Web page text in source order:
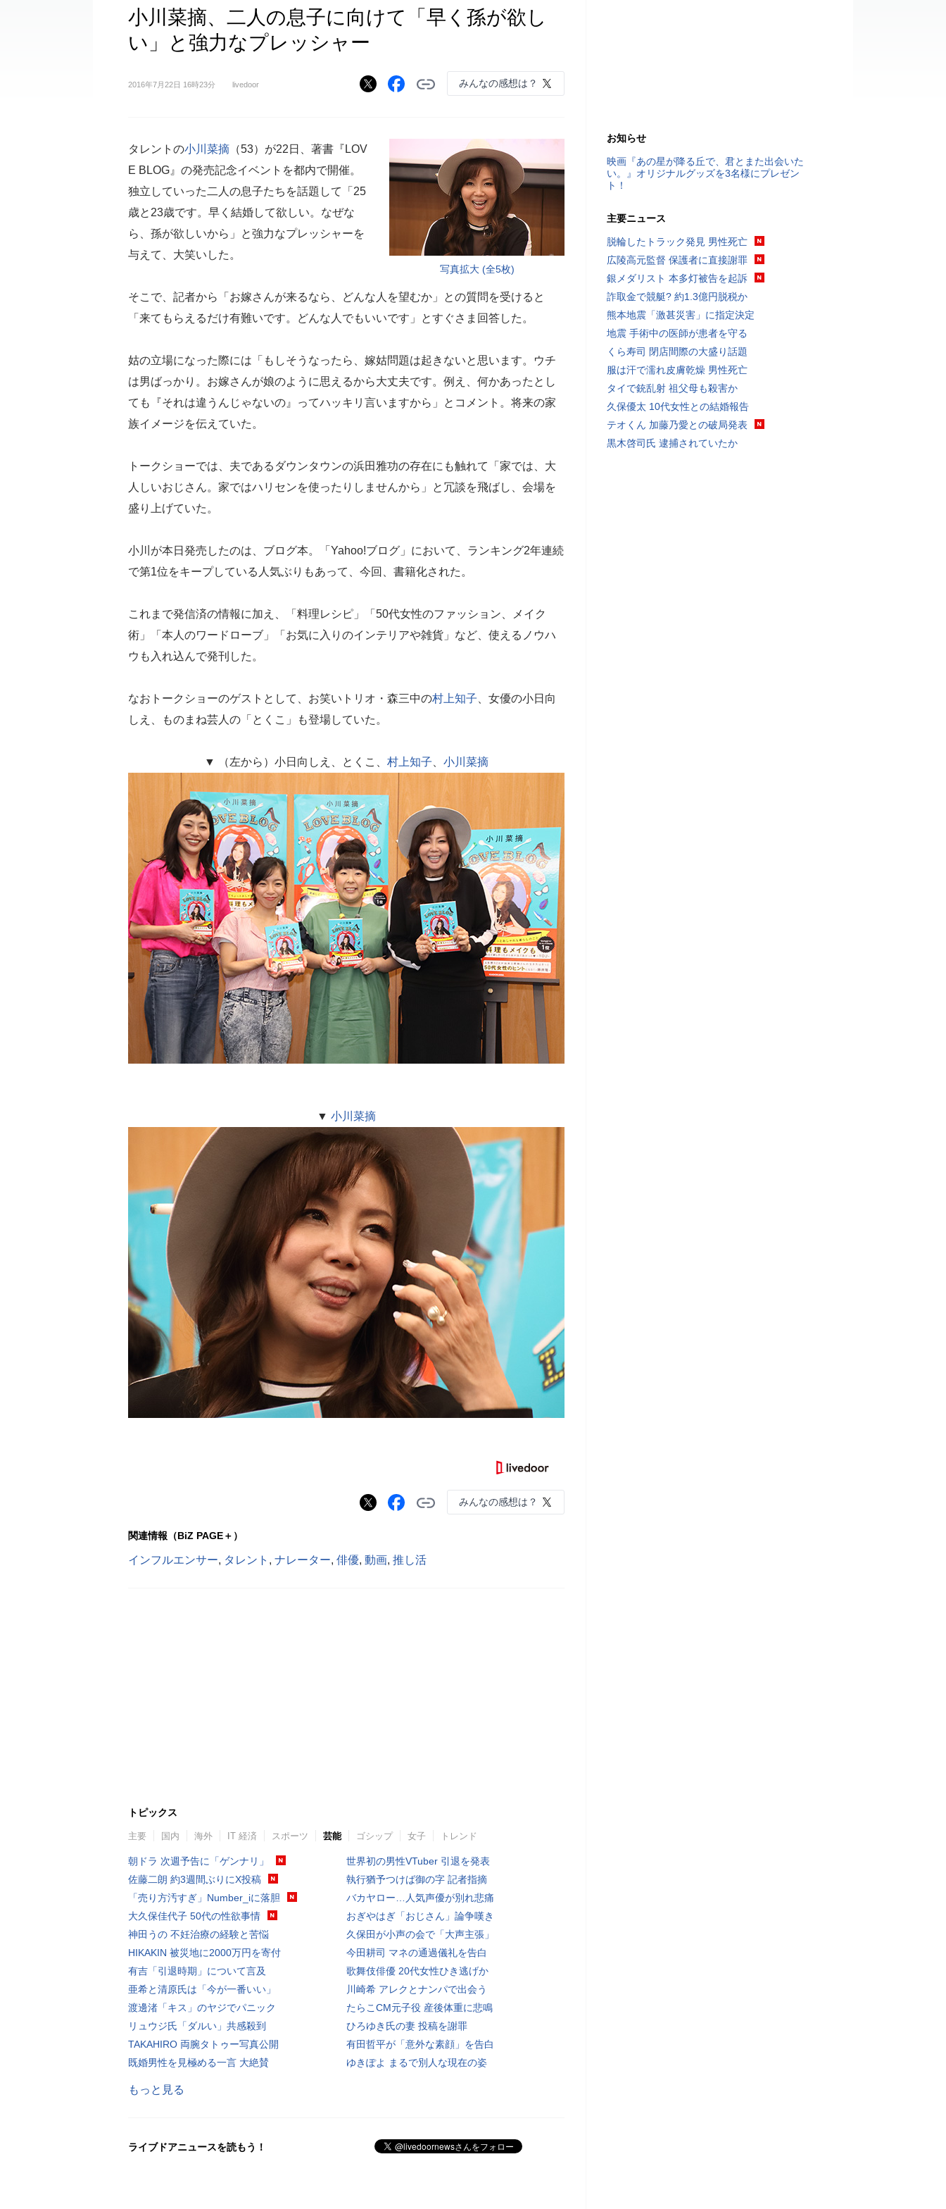
小川菜摘、二人の息子に向けて「早く孫が欲し
い」と強力なプレッシャー
2016年7月22日 16時23分 livedoor みんなの感想は？
写真拡大 (全5枚)
タレントの小川菜摘 （53）が22日、著書『LOV
E BLOG』の発売記念イベントを都内で開催。
独立していった二人の息子たちを話題して「25
歳と23歳です。早く結婚して欲しい。なぜな
ら、孫が欲しいから」と強力なプレッシャーを
与えて、大笑いした。
そこで、記者から「お嫁さんが来るなら、どんな人を望むか」との質問を受けると
「来てもらえるだけ有難いです。どんな人でもいいです」とすぐさま回答した。
姑の立場になった際には「もしそうなったら、嫁姑問題は起きないと思います。ウチ
は男ばっかり。お嫁さんが娘のように思えるから大丈夫です。例え、何かあったとし
ても『それは違うんじゃないの』ってハッキリ言いますから」とコメント。将来の家
族イメージを伝えていた。
トークショーでは、夫であるダウンタウンの浜田雅功の存在にも触れて「家では、大
人しいおじさん。家ではハリセンを使ったりしませんから」と冗談を飛ばし、会場を
盛り上げていた。
小川が本日発売したのは、ブログ本。「Yahoo!ブログ」において、ランキング2年連続
で第1位をキープしている人気ぶりもあって、今回、書籍化された。
これまで発信済の情報に加え、「料理レシピ」「50代女性のファッション、メイク
術」「本人のワードローブ」「お気に入りのインテリアや雑貨」など、使えるノウハ
ウも入れ込んで発刊した。
なおトークショーのゲストとして、お笑いトリオ・森三中の村上知子 、女優の小日向
しえ、ものまね芸人の「とくこ」も登場していた。
▼ （左から）小日向しえ、とくこ、 村上知子 小川菜摘
▼ 小川菜摘
みんなの感想は？
関連情報（BiZ PAGE＋）
インフルエンサー, タレント , ナレーター, 俳優, 動画, 推し活
トピックス
主要 国内 海外 IT 経済 スポーツ 芸能 ゴシップ 女子 トレンド
朝ドラ 次週予告に「ゲンナリ」
佐藤二朗 約3週間ぶりにX投稿
「売り方汚すぎ」Number_iに落胆
大久保佳代子 50代の性欲事情
神田うの 不妊治療の経験と苦悩
HIKAKIN 被災地に2000万円を寄付
有吉「引退時期」について言及
亜希と清原氏は「今が一番いい」
渡邊渚「キス」のヤジでパニック
リュウジ氏「ダルい」共感殺到
TAKAHIRO 両腕タトゥー写真公開
既婚男性を見極める一言 大絶賛
世界初の男性VTuber 引退を発表
執行猶予つけば御の字 記者指摘
バカヤロー…人気声優が別れ悲痛
おぎやはぎ「おじさん」論争嘆き
久保田が小声の会で「大声主張」
今田耕司 マネの通過儀礼を告白
歌舞伎俳優 20代女性ひき逃げか
川崎希 アレクとナンパで出会う
たらこCM元子役 産後体重に悲鳴
ひろゆき氏の妻 投稿を謝罪
有田哲平が「意外な素顔」を告白
ゆきぽよ まるで別人な現在の姿
もっと見る
ライブドアニュースを読もう！
お知らせ
映画『あの星が降る丘で、君とまた出会いた
い。』オリジナルグッズを3名様にプレゼン
ト！
主要ニュース
脱輪したトラック発見 男性死亡
広陵高元監督 保護者に直接謝罪
銀メダリスト 本多灯被告を起訴
詐取金で競艇? 約1.3億円脱税か
熊本地震「激甚災害」に指定決定
地震 手術中の医師が患者を守る
くら寿司 閉店間際の大盛り話題
服は汗で濡れ皮膚乾燥 男性死亡
タイで銃乱射 祖父母も殺害か
久保優太 10代女性との結婚報告
テオくん 加藤乃愛との破局発表
黒木啓司氏 逮捕されていたか